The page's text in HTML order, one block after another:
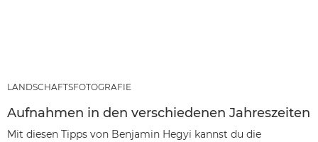
LANDSCHAFTSFOTOGRAFIE
Aufnahmen in den verschiedenen Jahreszeiten
Mit diesen Tipps von Benjamin Hegyi kannst du die